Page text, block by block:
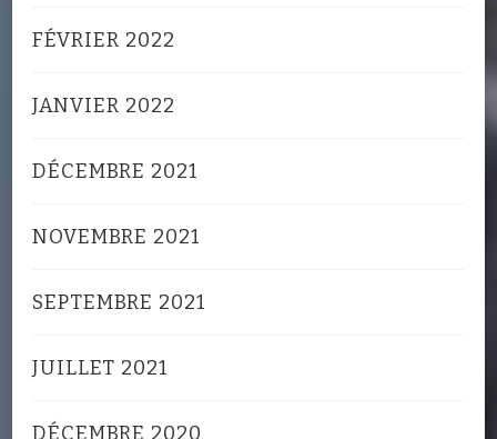
FÉVRIER 2022
JANVIER 2022
DÉCEMBRE 2021
NOVEMBRE 2021
SEPTEMBRE 2021
JUILLET 2021
DÉCEMBRE 2020